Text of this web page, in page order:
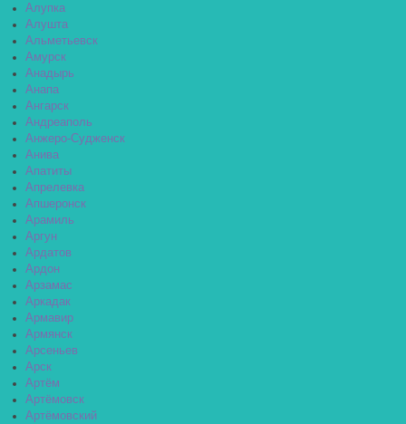
Алупка
Алушта
Альметьевск
Амурск
Анадырь
Анапа
Ангарск
Андреаполь
Анжеро-Судженск
Анива
Апатиты
Апрелевка
Апшеронск
Арамиль
Аргун
Ардатов
Ардон
Арзамас
Аркадак
Армавир
Армянск
Арсеньев
Арск
Артём
Артёмовск
Артёмовский